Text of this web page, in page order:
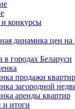
конкурсы
динамика цен на
в городах Беларуси
продажи квартир
загородной
аренды квартир
и итоги